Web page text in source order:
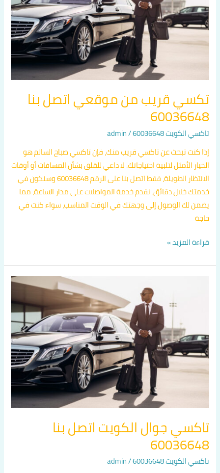
تكسي قريب من موقعي اتصل بنا
60036648
تاكسي الكويت 60036648 /
admin
إذا كنت تبحث عن تاكسي قريب منك، فإن تاكسي صباح السالم هو
الخيار الأمثل لتلبية احتياجاتك. لا داعي للقلق بشأن المسافات أو أوقات
الانتظار الطويلة، فقط اتصل بنا على الرقم 60036648 وسنكون في
خدمتك خلال دقائق. نقدم خدمة المواصلات على مدار الساعة، مما
يضمن لك الوصول إلى وجهتك في الوقت المناسب، سواء كنت في
حاجة
اتصل
بنا
60036648
قراءة المزيد »
تاكسي جوال الكويت اتصل بنا
60036648
تاكسي الكويت 60036648 /
admin
بنا
60036648